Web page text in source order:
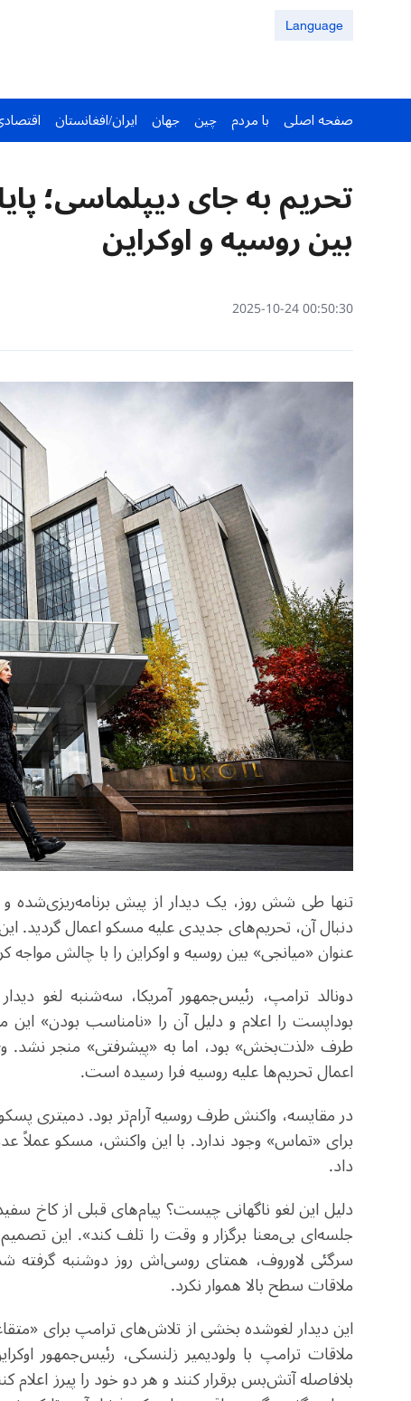
Language
صفحه اصلی با مردم چین جهان ایران/افغانستان
تحریم به جای دیپلماسی؛
بین روسیه و اوکراین
00:50:30 2025-10-24
تنها طی شش روز، یک دیدار از پیش برنامه‌ریزی‌شده و
دنبال آن، تحریم‌های جدیدی علیه مسکو اعمال گردید.
عنوان «میانجی» بین روسیه و اوکراین را با چالش
دونالد ترامپ، رئیس‌جمهور آمریکا، سه‌شنبه لغو
بوداپست را اعلام و دلیل آن را «نامناسب بودن»
طرف «لذت‌بخش» بود، اما به «پیشرفتی» منجر نشد.
اعمال تحریم‌ها علیه روسیه فرا رسیده است.
در مقایسه، واکنش طرف روسیه آرام‌تر بود. دمیتری
برای «تماس» وجود ندارد. با این واکنش، مسکو عملاً
داد.
دلیل این لغو ناگهانی چیست؟ پیام‌های قبلی از
جلسه‌ای بی‌معنا برگزار و وقت را تلف کند». این تصمیم
سرگئی لاوروف، همتای روسی‌اش روز دوشنبه
ملاقات سطح بالا هموار نکرد.
این دیدار لغوشده بخشی از تلاش‌های ترامپ برای
ملاقات ترامپ با ولودیمیر زلنسکی، رئیس‌جمهور
بلافاصله آتش‌بس برقرار کنند و هر دو خود را پیرز